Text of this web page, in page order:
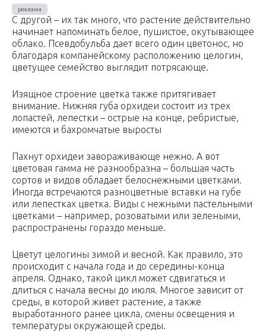
С другой – их так много, что растение действительно
начинает напоминать белое, пушистое, окутывающее
облако. Псевдобульба дает всего один цветонос, но
благодаря компанейскому расположению целогин,
цветущее семейство выглядит потрясающе.
Изящное строение цветка также притягивает
внимание. Нижняя губа орхидеи состоит из трех
лопастей, лепестки – острые на конце, ребристые,
имеются и бахромчатые выросты
Пахнут орхидеи завораживающе нежно. А вот
цветовая гамма не разнообразна – большая часть
сортов и видов обладает белоснежными цветками.
Иногда встречаются разноцветные вставки на губе
или лепестках цветка. Виды с нежными пастельными
цветками – например, розоватыми или зелеными,
распространены гораздо меньше.
Цветут целогины зимой и весной. Как правило, это
происходит с начала года и до середины-конца
апреля. Однако, такой цикл может сдвигаться и
длиться с начала весны до июля. Многое зависит от
среды, в которой живет растение, а также
выработанного ранее цикла, смены освещения и
температуры окружающей среды.